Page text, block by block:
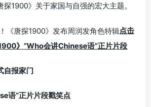
探1900》关于家国与自强的宏大主题。
点击
》“Who会讲Chinese语”正片片段
自报家门
语”正片片段戳笑点